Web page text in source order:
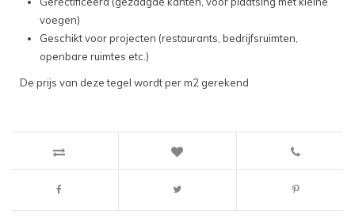
voegen)
Geschikt voor projecten (restaurants, bedrijfsruimten,
openbare ruimtes etc.)
De prijs van deze tegel wordt per m2 gerekend